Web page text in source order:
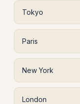
Tokyo
Paris
New York
London